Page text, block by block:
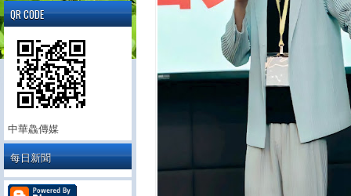
QR CODE
中華鱻傳媒
每日新聞